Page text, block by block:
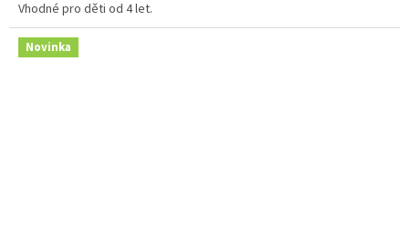
Vhodné pro děti od 4 let.
Novinka